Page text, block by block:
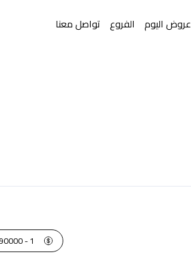
عروض اليوم الفروع تواصل معنا
1 - 90000